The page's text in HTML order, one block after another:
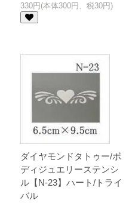
330円(本体300円、税30円)
ダイヤモンドタトゥー/ボ
ディジュエリーステンシ
ル【N-23】ハート/トライ
バル